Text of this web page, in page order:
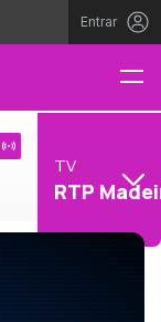
Entrar
TV
RTP